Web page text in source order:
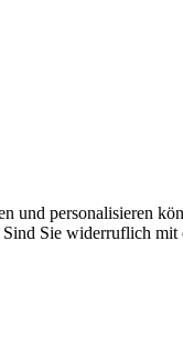
und personalisieren
Sie widerruflich mit